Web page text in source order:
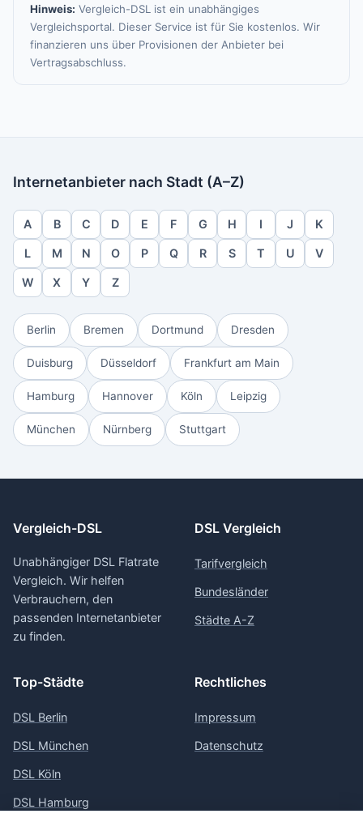
Hinweis: Vergleich-DSL ist ein unabhängiges
Vergleichsportal. Dieser Service ist für Sie kostenlos. Wir
finanzieren uns über Provisionen der Anbieter bei
Vertragsabschluss.
Internetanbieter nach Stadt (A–Z)
A B C D E F G H I J K
L M N O P Q R S T U V
W X Y Z
Berlin Bremen Dortmund Dresden
Duisburg Düsseldorf Frankfurt am Main
Hamburg Hannover Köln Leipzig
München Nürnberg Stuttgart
Vergleich-DSL
Unabhängiger DSL Flatrate
Vergleich. Wir helfen
Verbrauchern, den
passenden Internetanbieter
zu finden.
DSL Vergleich
Tarifvergleich
Bundesländer
Städte A-Z
Top-Städte
DSL Berlin
DSL München
DSL Köln
DSL Hamburg
Rechtliches
Impressum
Datenschutz